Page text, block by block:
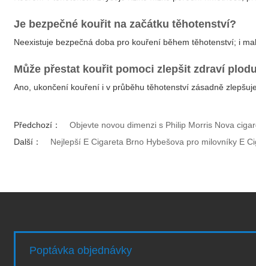
Je bezpečné kouřit na začátku těhotenství?
Neexistuje bezpečná doba pro kouření během těhotenství; i
Může přestat kouřit pomoci zlepšit zdraví
Ano, ukončení kouření i v průběhu těhotenství zásadně
Předchozí：
Objevte novou dimenzi s Philip Morris Nova
Další：
Nejlepší E Cigareta Brno Hybešova pro milovníky E
Poptávka objednávky